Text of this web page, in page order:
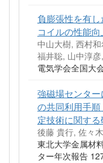
負膨張性を有
コイルの性能
中山大樹, 西村
福井聡, 山中淳
電気学会全国大
強磁場センタ
の共同利用手
定技術に関する
後藤 貴行, 佐々
東北大学金属材
ター年次報告